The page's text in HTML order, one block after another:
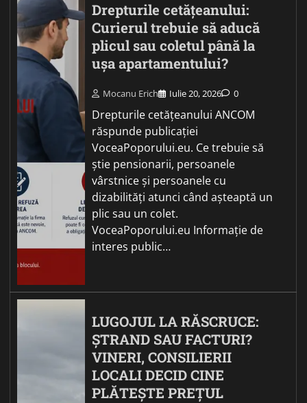
Drepturile cetățeanului:
Curierul trebuie să aducă
plicul sau coletul până la
ușa apartamentului?
Mocanu Erich Iulie 20, 2026 0
Drepturile cetățeanului ANCOM
răspunde publicației
VoceaPoporului.eu. Ce trebuie să
știe pensionarii, persoanele
vârstnice și persoanele cu
dizabilități atunci când așteaptă un
plic sau un colet.
VoceaPoporului.eu Informație de
interes public…
LUGOJUL LA RĂSCRUCE:
ȘTRAND SAU FACTURI?
VINERI, CONSILIERII
LOCALI DECID CINE
PLĂTEȘTE PREȚUL